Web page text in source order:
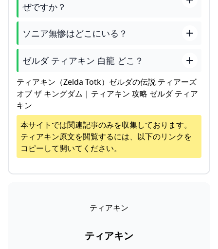
ぜですか？
ソニア無惨はどこにいる？
ゼルダ ティアキン 白龍 どこ？
ティアキン（Zelda Totk）ゼルダの伝説 ティアーズ
オブ ザ キングダム | ティアキン 攻略 ゼルダ ティア
キン
本サイトでは関連記事のみを収集しております。
ティアキン原文を閲覧するには、以下のリンクを
コピーして開いてください。
ティアキン
ティアキン